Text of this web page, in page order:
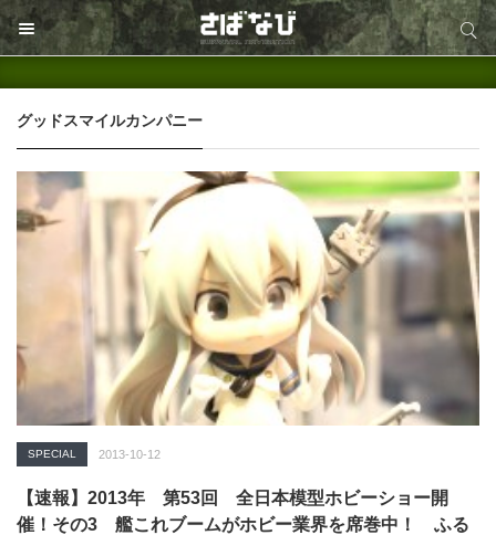
サイト内検索
グッドスマイルカンパニー
SPECIAL 2013-10-12
【速報】2013年 第53回 全日本模型ホビーショー開
催！その3 艦これブームがホビー業界を席巻中！ ふる
サイト内検索